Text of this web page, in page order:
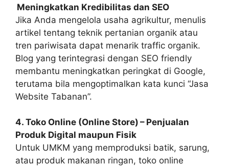
Meningkatkan Kredibilitas dan SEO
Jika Anda mengelola usaha agrikultur, menulis
artikel tentang teknik pertanian organik atau
tren pariwisata dapat menarik traffic organik.
Blog yang terintegrasi dengan SEO friendly
membantu meningkatkan peringkat di Google,
terutama bila mengoptimalkan kata kunci “Jasa
Website Tabanan”.
4. Toko Online (Online Store) – Penjualan
Produk Digital maupun Fisik
Untuk UMKM yang memproduksi batik, sarung,
atau produk makanan ringan, toko online